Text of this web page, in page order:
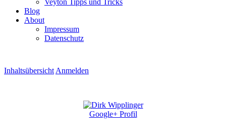
Veyton Tipps und Tricks
Blog
About
Impressum
Datenschutz
Inhaltsübersicht Anmelden
Google+ Profil